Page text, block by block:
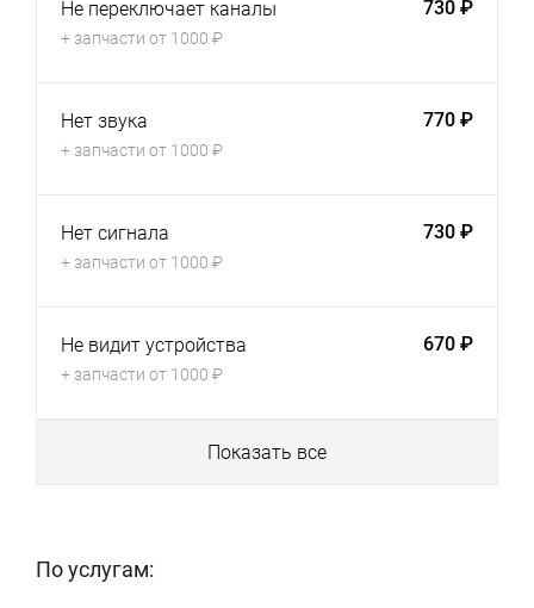
Не переключает каналы
+ запчасти от 1000 ₽
730 ₽
Нет звука
+ запчасти от 1000 ₽
770 ₽
Нет сигнала
+ запчасти от 1000 ₽
730 ₽
Не видит устройства
+ запчасти от 1000 ₽
670 ₽
Показать все
По услугам: